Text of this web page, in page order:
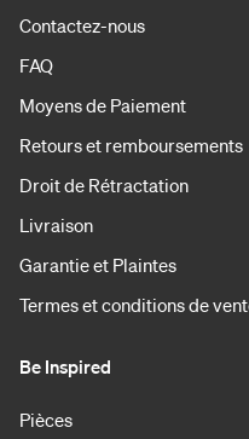
Contactez-nous
FAQ
Moyens de Paiement
Retours et remboursements
Droit de Rétractation
Livraison
Garantie et Plaintes
Termes et conditions de
Be Inspired
Pièces